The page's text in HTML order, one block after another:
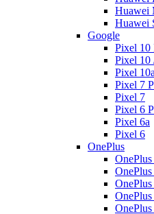
Huawei
Huawei
Google
Pixel
Pixel 10
Pixel
Pixel 7
Pixel 7
Pixel 6
Pixel 6a
Pixel 6
OnePlus
OnePlus
OnePlus